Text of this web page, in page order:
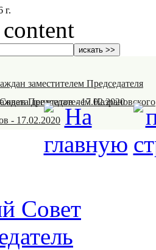
г.
заместителем Председателя
депутатов-17.02.2020
Председателем Назрановского
- 17.02.2020
Совет